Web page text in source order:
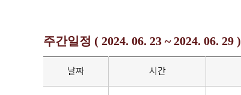
주간일정 ( 2024. 06. 23 ~ 2024. 06. 29 )
날짜 시간